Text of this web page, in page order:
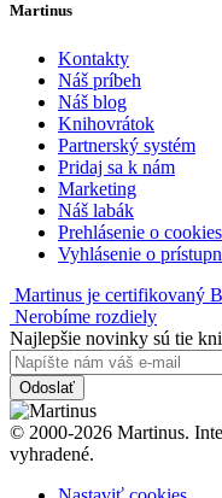
Martinus
Kontakty
Náš príbeh
Náš blog
Knihovrátok
Partnerský systém
Pridaj sa k nám
Marketing
Náš labák
Prehlásenie o cookies
Vyhlásenie o
Martinus je certifikovaný
Nerobíme rozdiely
Najlepšie novinky sú tie
Odoslať
© 2000-2026 Martinus.
vyhradené.